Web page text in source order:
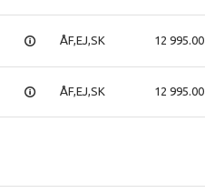
ÅF,EJ,SK 12 995.00
ÅF,EJ,SK 12 995.00